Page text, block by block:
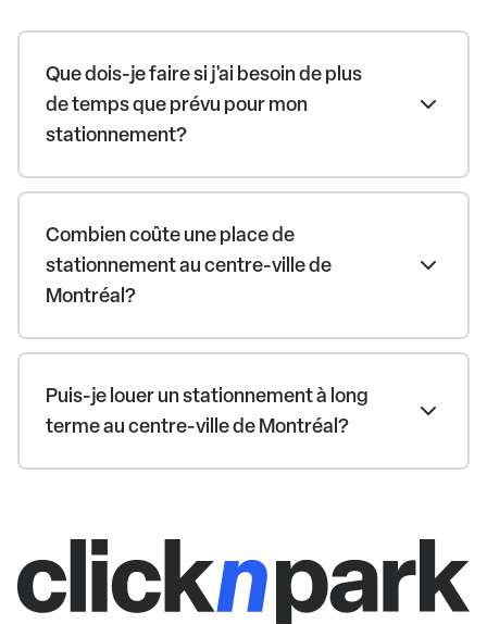
Que dois-je faire si j'ai besoin de plus
de temps que prévu pour mon
stationnement?
Combien coûte une place de
stationnement au centre-ville de
Montréal?
Puis-je louer un stationnement à long
terme au centre-ville de Montréal?